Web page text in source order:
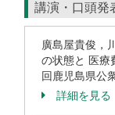
講演・口頭発
廣島屋貴俊，
の状態と 医療
回鹿児島県公
詳細を見る